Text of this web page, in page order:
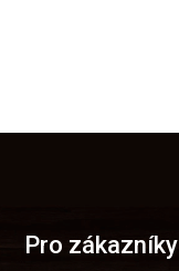
Pro zákazníky